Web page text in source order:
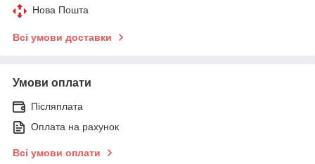
Нова Пошта
Всі умови доставки
Умови оплати
Післяплата
Оплата на рахунок
Всі умови оплати